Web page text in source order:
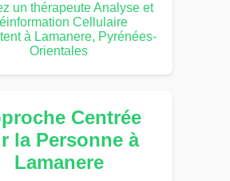
un thérapeute Analyse et
Cellulaire
à Lamanere, Pyrénées-
Orientales
Centrée
la Personne à
Lamanere